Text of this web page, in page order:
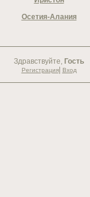
Осетия-Алания
Здравствуйте, Гость
Регистрация| Вход